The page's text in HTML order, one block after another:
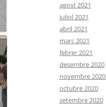
agost 2021
juliol 2021
abril 2021
març 2021
febrer 2021
desembre 2020
novembre 2020
octubre 2020
setembre 2020